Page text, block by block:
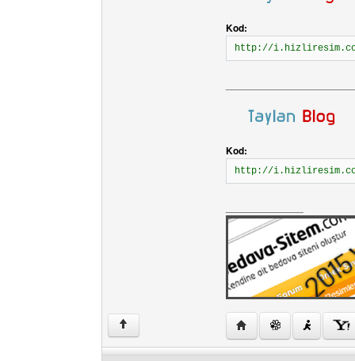
Kod:
http://
Kod:
http://
↑ Yazarın web sitesini